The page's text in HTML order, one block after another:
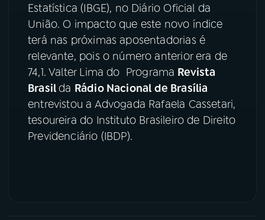
06VIDEOCASTS
ÚLTIMAS
08FESTIVAL DE MÚSICA
ACOMPANHE A RÁDIO NACIONAL
Estatística (IBGE), no Diário Oficial da
União. O impacto que este novo índice
terá nas próximas aposentadorias é
relevante, pois o número anterior era de
74,1. Valter Lima do Programa Revista
Brasilda Rádio Nacional de Brasília
entrevistou a Advogada Rafaela Cassetari,
tesoureira do Instituto Brasileiro de Direito
Previdenciário (IBDP).